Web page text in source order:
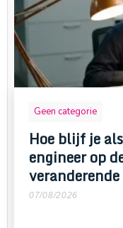
Geen categorie
Hoe blijf je
engineer op
07/08/2026